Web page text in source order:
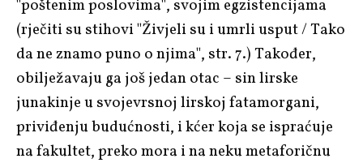
"poštenim poslovima", svojim egzistencijama
(rječiti su stihovi "Živjeli su i umrli usput / Tako
da ne znamo puno o njima", str. 7.) Također,
obilježavaju ga još jedan otac – sin lirske
junakinje u svojevrsnoj lirskoj fatamorgani,
priviđenju budućnosti, i kćer koja se ispraćuje
na fakultet, preko mora i na neku metaforičnu